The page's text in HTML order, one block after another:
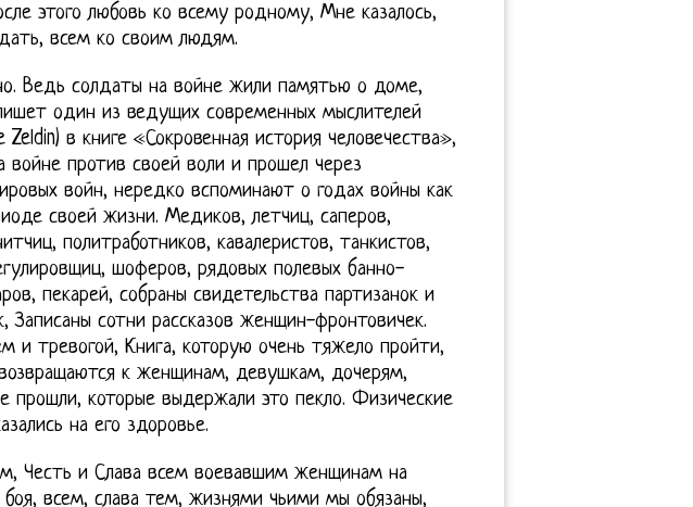
этого любовь ко всему родному, Мне казалось,
всем ко своим людям.
Ведь солдаты на войне жили памятью о доме,
один из ведущих современных мыслителей
в книге «Сокровенная история человечества»,
войне против своей воли и прошел через
войн, нередко вспоминают о годах войны как
своей жизни. Медиков, летчиц, саперов,
политработников, кавалеристов, танкистов,
шоферов, рядовых полевых банно-
пекарей, собраны свидетельства партизанок и
Записаны сотни рассказов женщин-фронтовичек.
и тревогой, Книга, которую очень тяжело пройти,
к женщинам, девушкам, дочерям,
прошли, которые выдержали это пекло. Физические
на его здоровье.
Честь и Слава всем воевавшим женщинам на
всем, слава тем, жизнями чьими мы обязаны,